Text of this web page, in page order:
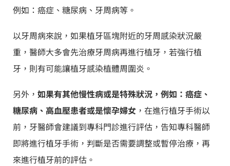
例如：癌症、糖尿病、牙周病等。
以牙周病來說，如果植牙區塊附近的牙周感染狀況嚴
重，醫師大多會先治療牙周病再進行植牙，若強行植
牙，則有可能讓植牙感染植體周圍炎。
另外， 如果有其他慢性病或是特殊狀況，例如：癌症、
糖尿病、高血壓患者或是懷孕婦女 ，在進行植牙手術以
前，牙醫師會建議到專科門診進行評估，告知專科醫師
即將進行植牙手術，判斷是否需要調整或暫停治療，再
來進行植牙前的評估。